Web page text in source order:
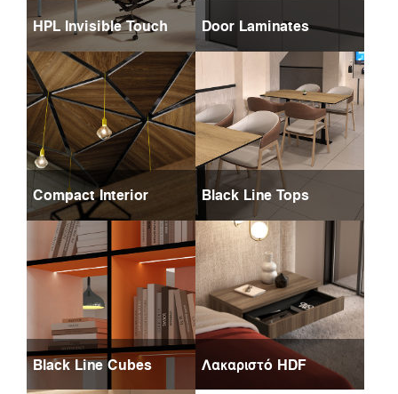
HPL Invisible Touch Door Laminates
Compact Interior Black Line Tops
Black Line Cubes Λακαριστό HDF